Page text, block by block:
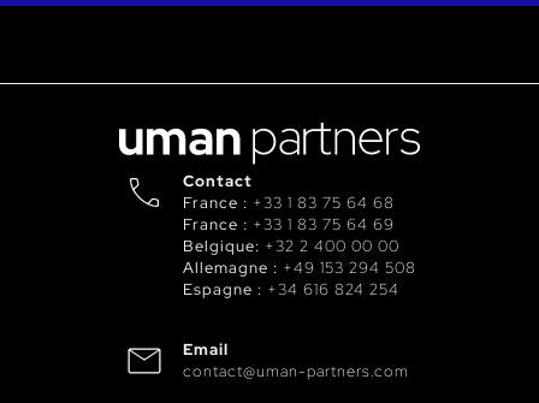
Contact
France : +33 1 83 75 64 68
France : +33 1 83 75 64 69
Belgique: +32 2 400 00 00
Allemagne : +49 153 294 508
Espagne : +34 616 824 254
Email
contact@uman-partners.com